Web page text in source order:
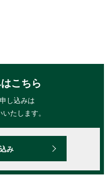
こちら
し込みは
たします。
み